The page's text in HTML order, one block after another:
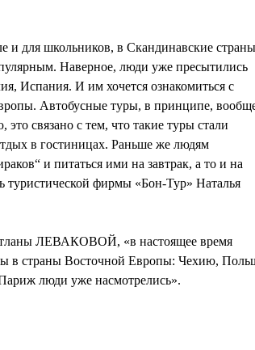
и для школьников, в Скандинавские
Наверное, люди уже пресытились
Испания. И им хочется ознакомиться с
Автобусные туры, в принципе,
связано с тем, что такие туры стали
в гостиницах. Раньше же людям
и питаться ими на завтрак, а то и на
туристической фирмы «Бон-Тур» Наталья
ЛЕВАКОВОЙ, «в настоящее время
в страны Восточной Европы: Чехию,
люди уже насмотрелись».